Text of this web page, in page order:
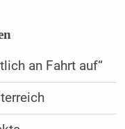
an Fahrt auf“